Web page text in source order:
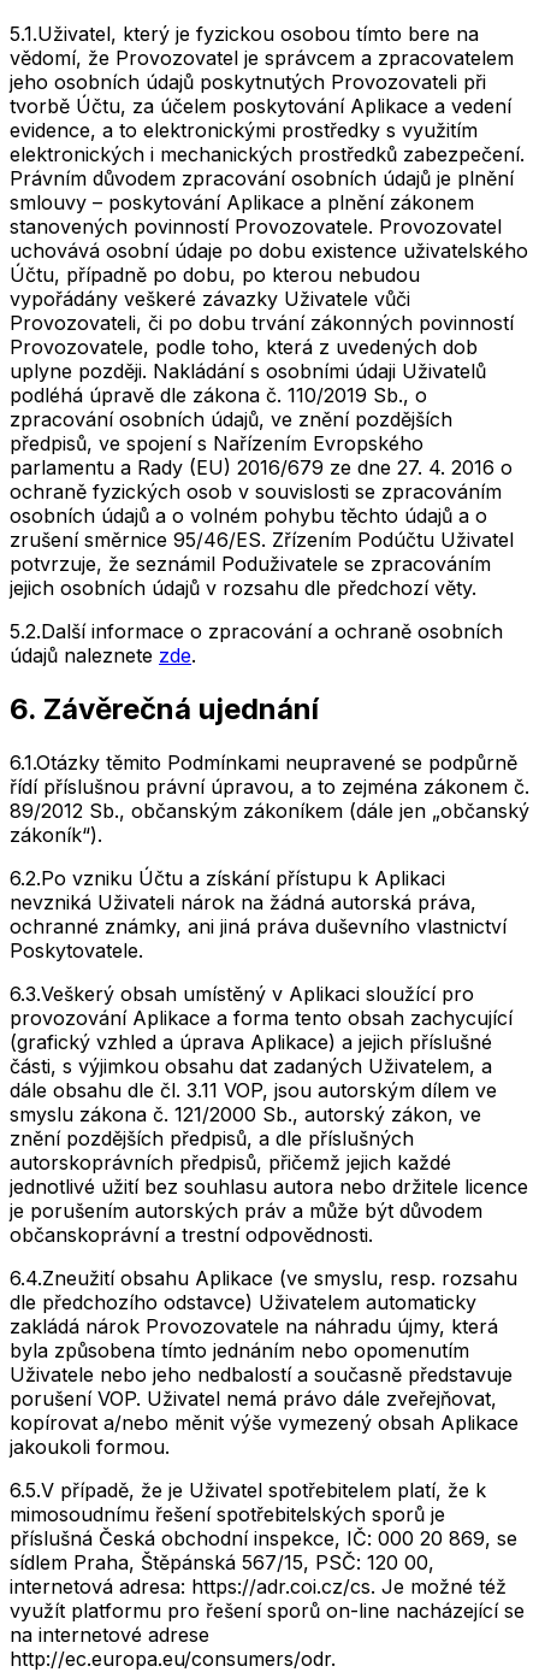
5.1.Uživatel, který je fyzickou osobou tímto bere na
vědomí, že Provozovatel je správcem a zpracovatelem
jeho osobních údajů poskytnutých Provozovateli při
tvorbě Účtu, za účelem poskytování Aplikace a vedení
evidence, a to elektronickými prostředky s využitím
elektronických i mechanických prostředků zabezpečení.
Právním důvodem zpracování osobních údajů je plnění
smlouvy – poskytování Aplikace a plnění zákonem
stanovených povinností Provozovatele. Provozovatel
uchovává osobní údaje po dobu existence uživatelského
Účtu, případně po dobu, po kterou nebudou
vypořádány veškeré závazky Uživatele vůči
Provozovateli, či po dobu trvání zákonných povinností
Provozovatele, podle toho, která z uvedených dob
uplyne později. Nakládání s osobními údaji Uživatelů
podléhá úpravě dle zákona č. 110/2019 Sb., o
zpracování osobních údajů, ve znění pozdějších
předpisů, ve spojení s Nařízením Evropského
parlamentu a Rady (EU) 2016/679 ze dne 27. 4. 2016 o
ochraně fyzických osob v souvislosti se zpracováním
osobních údajů a o volném pohybu těchto údajů a o
zrušení směrnice 95/46/ES. Zřízením Podúčtu Uživatel
potvrzuje, že seznámil Poduživatele se zpracováním
jejich osobních údajů v rozsahu dle předchozí věty.
5.2.Další informace o zpracování a ochraně osobních
údajů naleznete zde.
6. Závěrečná ujednání
6.1.Otázky těmito Podmínkami neupravené se podpůrně
řídí příslušnou právní úpravou, a to zejména zákonem č.
89/2012 Sb., občanským zákoníkem (dále jen „občanský
zákoník“).
6.2.Po vzniku Účtu a získání přístupu k Aplikaci
nevzniká Uživateli nárok na žádná autorská práva,
ochranné známky, ani jiná práva duševního vlastnictví
Poskytovatele.
6.3.Veškerý obsah umístěný v Aplikaci sloužící pro
provozování Aplikace a forma tento obsah zachycující
(grafický vzhled a úprava Aplikace) a jejich příslušné
části, s výjimkou obsahu dat zadaných Uživatelem, a
dále obsahu dle čl. 3.11 VOP, jsou autorským dílem ve
smyslu zákona č. 121/2000 Sb., autorský zákon, ve
znění pozdějších předpisů, a dle příslušných
autorskoprávních předpisů, přičemž jejich každé
jednotlivé užití bez souhlasu autora nebo držitele licence
je porušením autorských práv a může být důvodem
občanskoprávní a trestní odpovědnosti.
6.4.Zneužití obsahu Aplikace (ve smyslu, resp. rozsahu
dle předchozího odstavce) Uživatelem automaticky
zakládá nárok Provozovatele na náhradu újmy, která
byla způsobena tímto jednáním nebo opomenutím
Uživatele nebo jeho nedbalostí a současně představuje
porušení VOP. Uživatel nemá právo dále zveřejňovat,
kopírovat a/nebo měnit výše vymezený obsah Aplikace
jakoukoli formou.
6.5.V případě, že je Uživatel spotřebitelem platí, že k
mimosoudnímu řešení spotřebitelských sporů je
příslušná Česká obchodní inspekce, IČ: 000 20 869, se
sídlem Praha, Štěpánská 567/15, PSČ: 120 00,
internetová adresa: https://adr.coi.cz/cs. Je možné též
využít platformu pro řešení sporů on-line nacházející se
na internetové adrese
http://ec.europa.eu/consumers/odr.